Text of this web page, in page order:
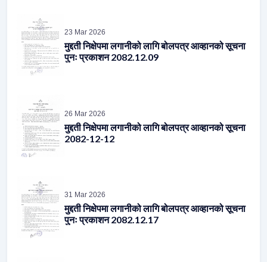
23 Mar 2026
मुद्दती निक्षेपमा लगानीको लागि बोलपत्र आव्हानको सूचना
पुनः प्रकाशन 2082.12.09
मुद्दती निक्षेपमा लगानीको लागि बोलपत्र आव्हानको सूचना
2082-12-12
मुद्दती निक्षेपमा लगानीको लागि बोलपत्र आव्हानको सूचना
पुनः प्रकाशन 2082.12.17